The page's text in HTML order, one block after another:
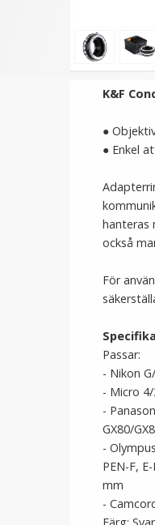
K&F
●
● Enkel
hanteras
också
För
Passar:
- Nikon
- Micro
-
GX80/
-
PEN-F,
mm
-